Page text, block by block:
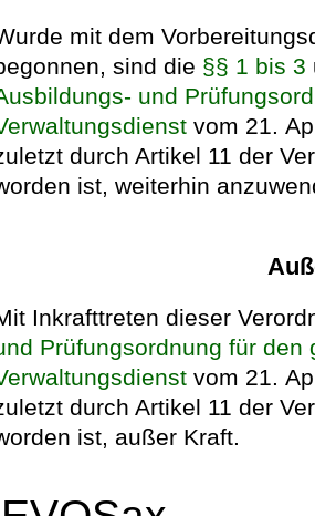
mit dem
sind die §§ 1 bis 3
und
vom 21.
durch Artikel 11 der
ist, weiterhin
Inkrafttreten dieser
Prüfungsordnung für den
vom 21.
durch Artikel 11 der
ist, außer Kraft.